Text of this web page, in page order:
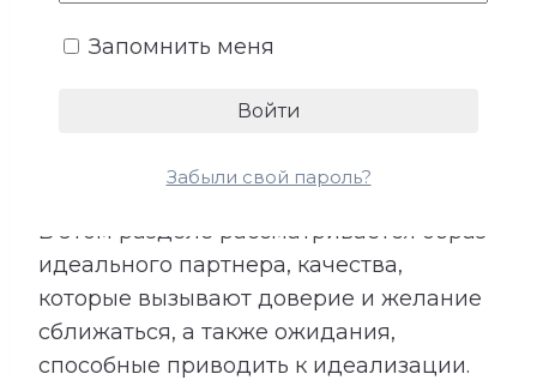
складывается из характера, жизненных
ценностей, прошлого опыта и
партнере. При этом идеальный образ не
реальным человеком рядом.
В этом разделе рассматривается образ
идеального партнера, качества,
которые вызывают доверие и желание
сближаться, а также ожидания,
способные приводить к идеализации.
Запомнить меня
Забыли свой пароль?